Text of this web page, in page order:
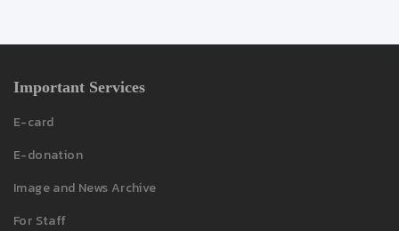
Important Services
E-card
E-donation
Image and News Archive
For Staff